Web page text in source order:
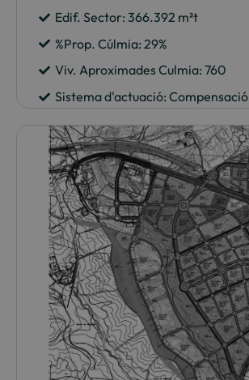
Edif. Sector: 366.392 m²t
%Prop. Cúlmia: 29%
Viv. Aproximades Culmia: 760
Sistema d'actuació: Compensació